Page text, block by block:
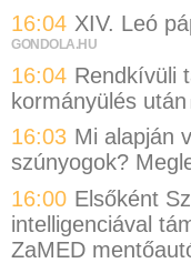
16:04 XIV. Leó
GONDOLA.HU
16:04 Rendkívüli
kormányülés után
16:03 Mi alapján
szúnyogok?
16:00 Elsőként
intelligenciával
ZaMED